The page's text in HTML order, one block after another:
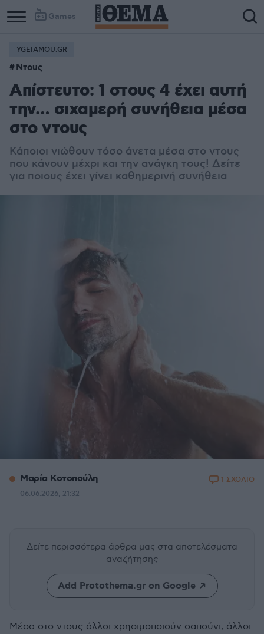
Games
YGEIAMOU.GR
Ντους
Aπίστευτο: 1 στους 4 έχει αυτή
την… σιχαμερή συνήθεια μέσα
στο ντους
Κάποιοι νιώθουν τόσο άνετα μέσα στο ντους
που κάνουν μέχρι και την ανάγκη τους! Δείτε
για ποιους έχει γίνει καθημερινή συνήθεια
Μαρία Κοτοπούλη
06.06.2026, 21:32
1 ΣΧΟΛΙΟ
Δείτε περισσότερα άρθρα μας στα αποτελέσματα
αναζήτησης
Add Protothema.gr on Google
Μέσα στο ντους άλλοι χρησιμοποιούν σαπούνι, άλλοι